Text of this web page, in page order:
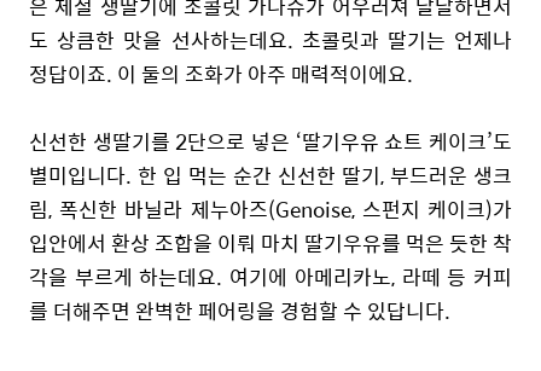
도 상큼한 맛을 선사하는데요. 초콜릿과 딸기는 언제나
정답이죠. 이 둘의 조화가 아주 매력적이에요.
신선한 생딸기를 2단으로 넣은 ‘딸기우유 쇼트 케이크’도
별미입니다. 한 입 먹는 순간 신선한 딸기, 부드러운 생크
림, 폭신한 바닐라 제누아즈(Genoise, 스펀지 케이크)가
입안에서 환상 조합을 이뤄 마치 딸기우유를 먹은 듯한 착
각을 부르게 하는데요. 여기에 아메리카노, 라떼 등 커피
를 더해주면 완벽한 페어링을 경험할 수 있답니다.